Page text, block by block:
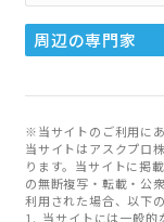
周辺の専門家
※当サイトのご利用に
当サイトはアスクプロ
ります。当サイトに掲
の無断複写・転載・公
利用された場合、以下
当サイトには一般的